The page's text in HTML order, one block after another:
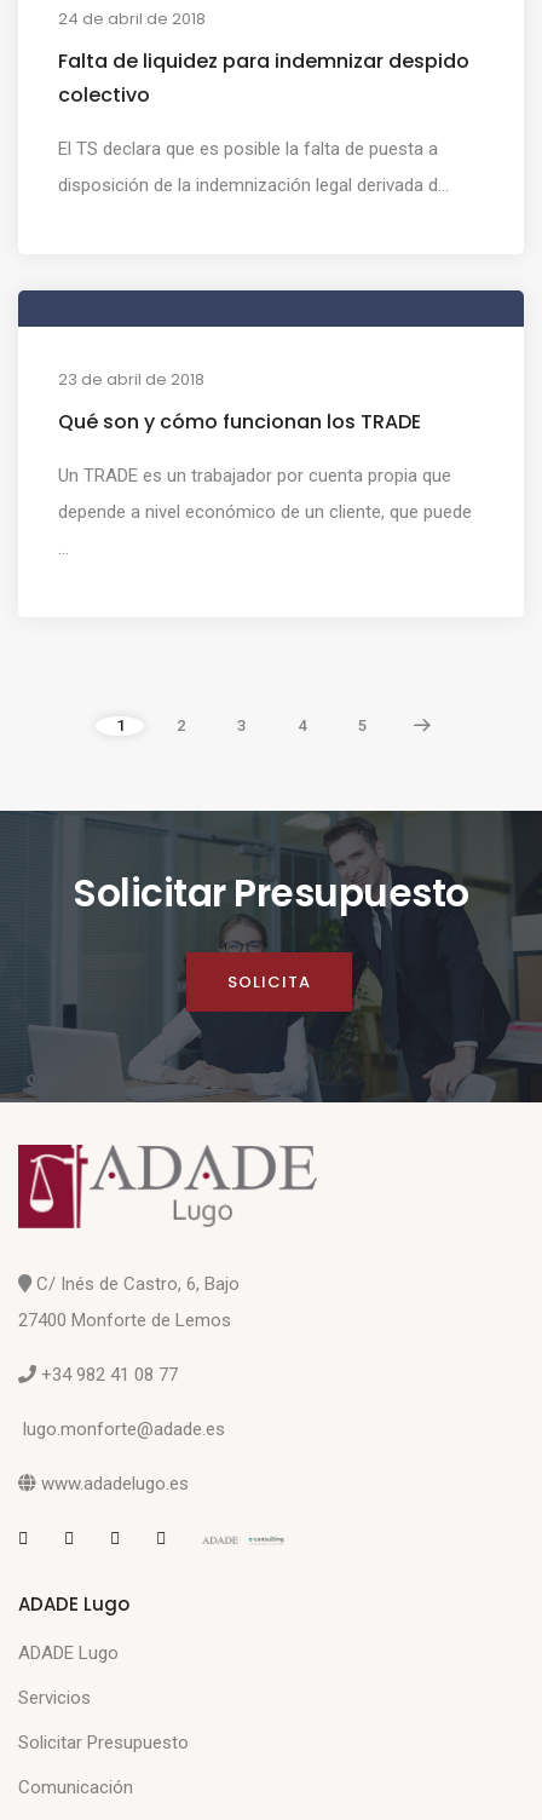
24 de abril de 2018
Falta de liquidez para indemnizar despido
colectivo
El TS declara que es posible la falta de puesta a
disposición de la indemnización legal derivada d...
23 de abril de 2018
Qué son y cómo funcionan los TRADE
Un TRADE es un trabajador por cuenta propia que
depende a nivel económico de un cliente, que puede
...
1 2 3 4 5
Solicitar Presupuesto
SOLICITA
C/ Inés de Castro, 6, Bajo
27400 Monforte de Lemos
+34 982 41 08 77
lugo.monforte@adade.es
www.adadelugo.es
ADADE Lugo
ADADE Lugo
Servicios
Solicitar Presupuesto
Comunicación